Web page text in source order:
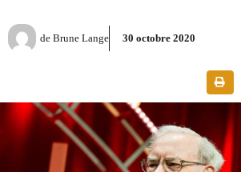
de Brune Lange 30 octobre 2020